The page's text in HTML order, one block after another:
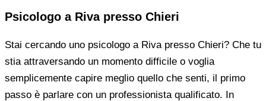
Psicologo a Riva presso Chieri
Stai cercando uno psicologo a Riva presso Chieri? Che tu
stia attraversando un momento difficile o voglia
semplicemente capire meglio quello che senti, il primo
passo è parlare con un professionista qualificato. In